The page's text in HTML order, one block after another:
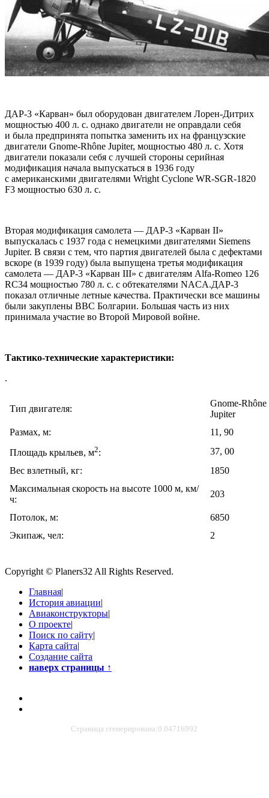
ДАР-3 «Карван» был оборудован двигателем Лорен-Дитрих
мощностью 400 л. с. однако двигатели не оправдали себя
и была предпринята попытка заменить их на французские
двигатели Gnome-Rhône Jupiter, мощностью 480 л. с. Хотя
двигатели показали себя с лучшей стороны серийная
модификация начала выпускаться в 1936 году
с американскими двигателями Wright Cyclone WR-SGR-1820
F3 мощностью 630 л. с.
Вторая модификация самолета — ДАР-3 «Карван II»
выпускалась с 1937 года с немецкими двигателями Siemens
Jupiter. В связи с тем, что партия двигателей была с дефектами
вскоре (в 1939 году) была выпущена третья модификация
самолета — ДАР-3 «Карван III» с двигателям Alfa-Romeo 126
RC34 мощностью 780 л. с. с обтекателями NACA.ДАР-3
показал отличные летные качества. Практически все машины
были закуплены ВВС Болгарии. Большая часть из них
принимала участие во Второй Мировой войне.
Тактико-технические характеристики:
.
Тип двигателя:
Gnome-Rhône
Jupiter
Размах, м:
11, 90
Площадь крыльев, м2:
37, 00
Вес взлетный, кг:
1850
Максимальная скорость на высоте 1000 м, км/
ч:
203
Потолок, м:
6850
Экипаж, чел:
2
Copyright © Planers32 All Rights Reserved.
Главная|
История авиации|
Авиаконструкторы|
О проекте|
Поиск по сайту|
Карта сайта|
Создание сайта
наверх страницы ↑
Страница сгенерирована:0.04716992